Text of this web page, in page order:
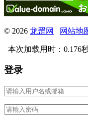
© 2026 龙罡网 网站地
本次加载用时：0.176
登录